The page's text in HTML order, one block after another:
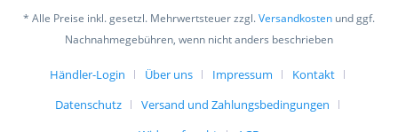
Ich habe die Datenschutzerklärung
verstanden und stimme zu. *
Mit * gekennzeichnete Felder sind Pflichtfelder.
Senden
* Alle Preise inkl. gesetzl. Mehrwertsteuer zzgl.Versandkosten und ggf.
Nachnahmegebühren, wenn nicht anders beschrieben
Händler-Login Über uns Impressum
Kontakt
Datenschutz
Versand und Zahlungsbedingungen